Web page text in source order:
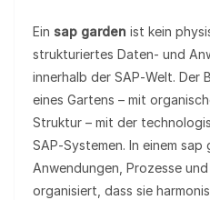
Ein sap garden ist kein
strukturiertes Daten‑ und
innerhalb der SAP‑Welt.
eines Gartens – mit
Struktur – mit der
SAP‑Systemen. In einem
Anwendungen, Prozesse
organisiert, dass sie